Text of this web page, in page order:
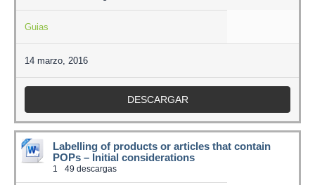
Guias
14 marzo, 2016
DESCARGAR
Labelling of products or articles that contain
POPs – Initial considerations
1 49 descargas